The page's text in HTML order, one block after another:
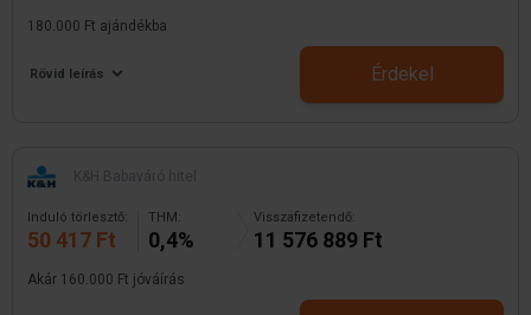
180.000 Ft ajándékba
Rövid leírás Érdekel
Induló törlesztő:
50 417 Ft
THM:
0,4%
Visszafizetendő:
11 576 889 Ft
Akár 160.000 Ft jóváírás